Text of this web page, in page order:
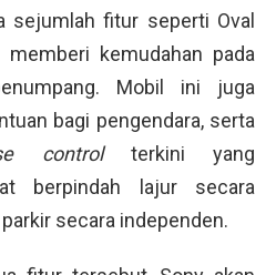
sejumlah fitur seperti Oval
kemudahan pada
Mobil ini juga
bagi pengendara, serta
controlterkini yang
berpindah lajur secara
secara independen.